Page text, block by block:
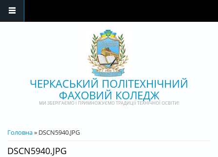
ЧЕРКАСЬКИЙ ПОЛІТЕХНІЧНИЙ
ФАХОВИЙ КОЛЕДЖ
МИ ЗБЕРІГАЄМО І ПРИМНОЖУЄМО ТРАДИЦІЇ ТЕХНІЧНОЇ ОСВІТИ!
ВИ Є ТУТ
Головна» DSCN5940.JPG
DSCN5940.JPG